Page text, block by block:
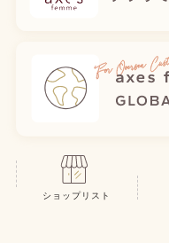
ショップリスト